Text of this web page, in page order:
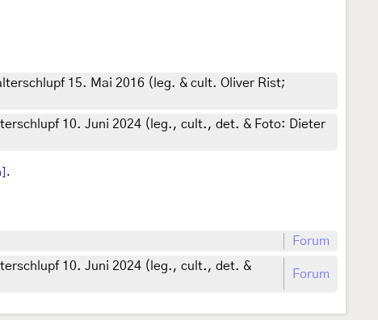
15. Mai 2016 (leg. & cult. Oliver Rist;
10. Juni 2024 (leg., cult., det. & Foto: Dieter
.
Forum
10. Juni 2024 (leg., cult., det. &
Forum